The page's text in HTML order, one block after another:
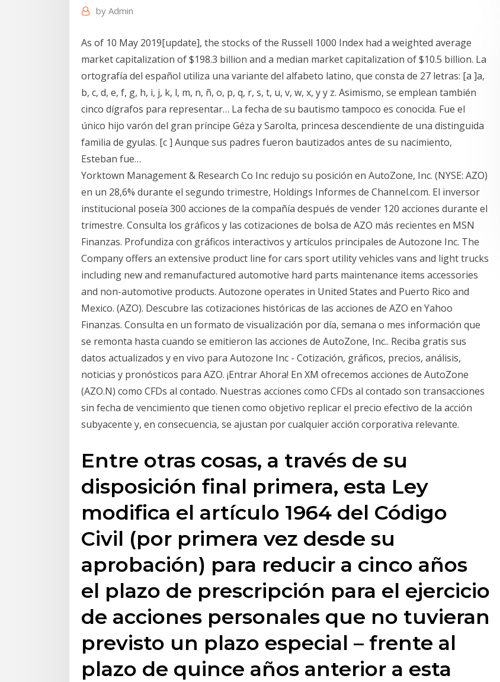
by Admin
As of 10 May 2019[update], the stocks of the Russell 1000 Index had a weighted average
market capitalization of $198.3 billion and a median market capitalization of $10.5 billion. La
ortografía del español utiliza una variante del alfabeto latino, que consta de 27 letras: [a ]a,
b, c, d, e, f, g, h, i, j, k, l, m, n, ñ, o, p, q, r, s, t, u, v, w, x, y y z. Asimismo, se emplean también
cinco dígrafos para representar… La fecha de su bautismo tampoco es conocida. Fue el
único hijo varón del gran príncipe Géza y Sarolta, princesa descendiente de una distinguida
familia de gyulas. [c ] Aunque sus padres fueron bautizados antes de su nacimiento,
Esteban fue…
Yorktown Management & Research Co Inc redujo su posición en AutoZone, Inc. (NYSE: AZO)
en un 28,6% durante el segundo trimestre, Holdings Informes de Channel.com. El inversor
institucional poseía 300 acciones de la compañía después de vender 120 acciones durante el
trimestre. Consulta los gráficos y las cotizaciones de bolsa de AZO más recientes en MSN
Finanzas. Profundiza con gráficos interactivos y artículos principales de Autozone Inc. The
Company offers an extensive product line for cars sport utility vehicles vans and light trucks
including new and remanufactured automotive hard parts maintenance items accessories
and non-automotive products. Autozone operates in United States and Puerto Rico and
Mexico. (AZO). Descubre las cotizaciones históricas de las acciones de AZO en Yahoo
Finanzas. Consulta en un formato de visualización por día, semana o mes información que
se remonta hasta cuando se emitieron las acciones de AutoZone, Inc.. Reciba gratis sus
datos actualizados y en vivo para Autozone Inc - Cotización, gráficos, precios, análisis,
noticias y pronósticos para AZO. ¡Entrar Ahora! En XM ofrecemos acciones de AutoZone
(AZO.N) como CFDs al contado. Nuestras acciones como CFDs al contado son transacciones
sin fecha de vencimiento que tienen como objetivo replicar el precio efectivo de la acción
subyacente y, en consecuencia, se ajustan por cualquier acción corporativa relevante.
Entre otras cosas, a través de su
disposición final primera, esta Ley
modifica el artículo 1964 del Código
Civil (por primera vez desde su
aprobación) para reducir a cinco años
el plazo de prescripción para el ejercicio
de acciones personales que no tuvieran
previsto un plazo especial – frente al
plazo de quince años anterior a esta